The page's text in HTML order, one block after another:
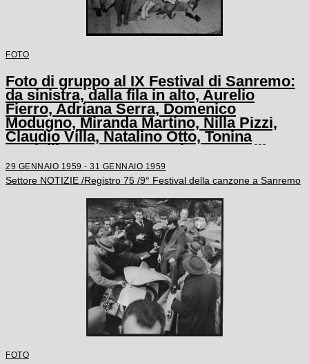
FOTO
Foto di gruppo al IX Festival di Sanremo:
da sinistra, dalla fila in alto, Aurelio
Fierro, Adriana Serra, Domenico
Modugno, Miranda Martino, Nilla Pizzi,
Claudio Villa, Natalino Otto, Tonina
Torrielli, Arturo Testa, Johnny Dorelli,
Anna D'Amico, Teddy Reno, Gino Latilla,
Achille Togliani, Betty Curtis, Enzo
Tortora, Fausto Cigliano
29 GENNAIO 1959 - 31 GENNAIO 1959
Settore NOTIZIE /Registro 75 /9° Festival della canzone a Sanremo
FOTO